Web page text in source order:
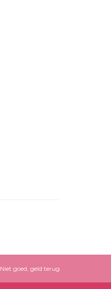
Niet goed, geld terug